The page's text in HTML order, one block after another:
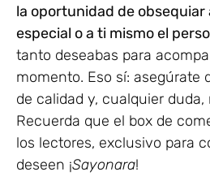
la oportunidad de obsequiar
especial o a ti mismo el
tanto deseabas para
momento. Eso sí: asegúrate
de calidad y, cualquier
Recuerda que el box de
los lectores, exclusivo para
deseen ¡Sayonara!